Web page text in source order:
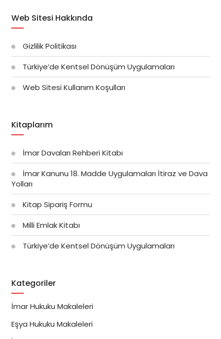
Web Sitesi Hakkında
Gizlilik Politikası
Türkiye’de Kentsel Dönüşüm Uygulamaları
Web Sitesi Kullanım Koşulları
Kitaplarım
İmar Davaları Rehberi Kitabı
İmar Kanunu 18. Madde Uygulamaları İtiraz ve Dava
Yolları
Kitap Sipariş Formu
Milli Emlak Kitabı
Türkiye’de Kentsel Dönüşüm Uygulamaları
Kategoriler
İmar Hukuku Makaleleri
Eşya Hukuku Makaleleri